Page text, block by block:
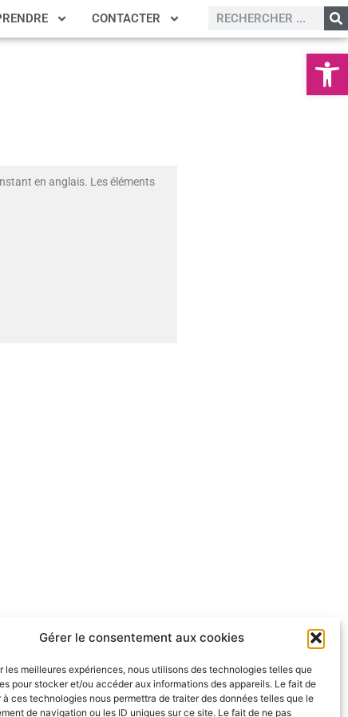
Ouvrir
Gérer le consentement aux cookies
les meilleures expériences, nous utilisons des technologies telles que
pour stocker et/ou accéder aux informations des appareils. Le fait de
ces technologies nous permettra de traiter des données telles que le
de navigation ou les ID uniques sur ce site. Le fait de ne pas
CONTACTER
en anglais. Les éléments